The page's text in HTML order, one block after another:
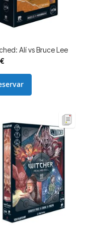
Alí vs Bruce Lee